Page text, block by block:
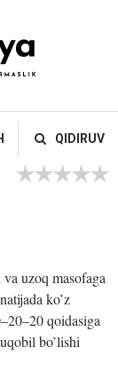
QIDIRUV
uzoq masofaga
ko’z
qoidasiga
bo’lishi